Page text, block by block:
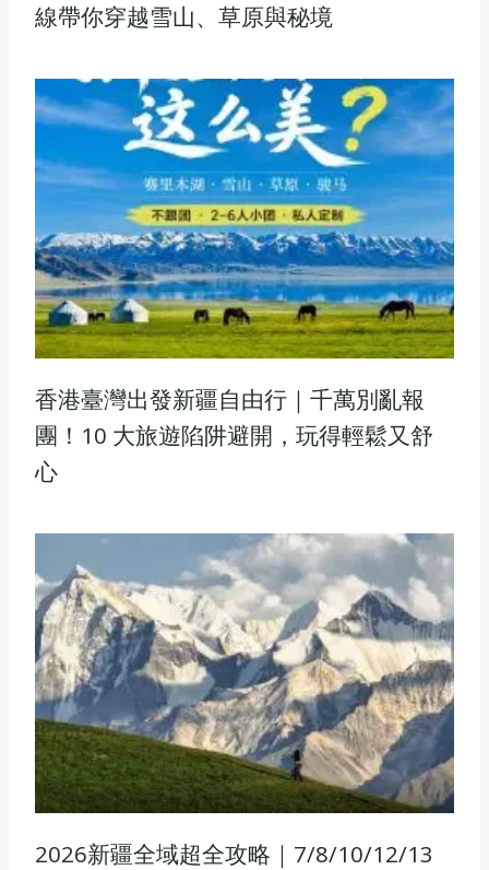
線帶你穿越雪山、草原與秘境
香港臺灣出發新疆自由行｜千萬別亂報
團！10 大旅遊陷阱避開，玩得輕鬆又舒
心
2026新疆全域超全攻略｜7/8/10/12/13